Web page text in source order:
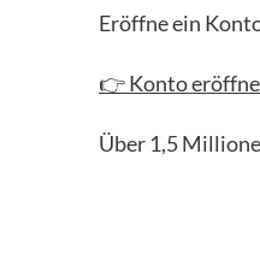
Eröffne ein
👉 Konto
Über 1,5